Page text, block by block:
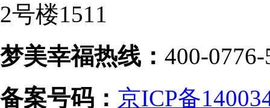
2号楼1511
梦美幸福热线： 400-0776-
备案号码： 京ICP备